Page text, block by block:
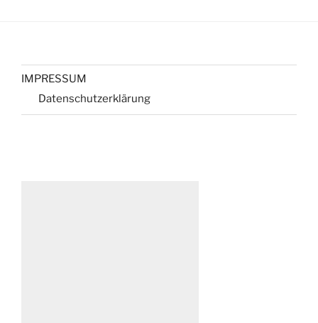
IMPRESSUM
Datenschutzerklärung